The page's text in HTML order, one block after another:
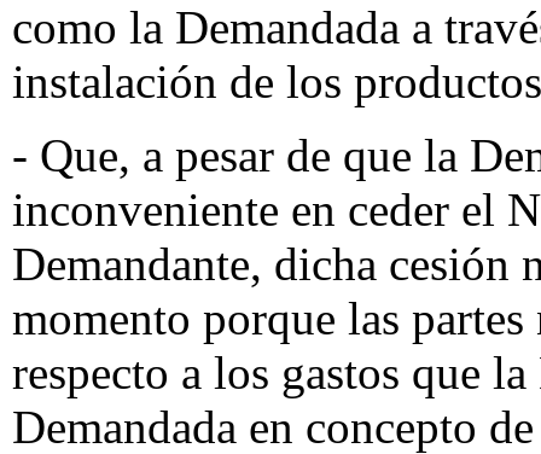
como la Demandada a
instalación de los
- Que, a pesar de que la
inconveniente en ceder el
Demandante, dicha cesión
momento porque las
respecto a los gastos que
Demandada en concepto